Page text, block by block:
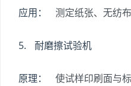
应用： 测定纸张、无纺
5. 耐磨擦试验机
原理：
使试样印刷面与